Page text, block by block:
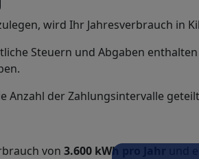
wird Ihr Jahresverbrauch
Steuern und Abgaben
Anzahl der Zahlungsintervalle
von 3.600 kWh pro Jahr